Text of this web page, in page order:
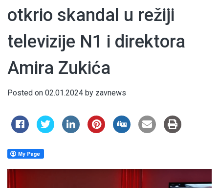
otkrio skandal u režiji
televizije N1 i direktora
Amira Zukića
Posted on 02.01.2024 by zavnews